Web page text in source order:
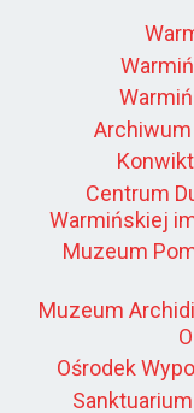
Centrum
Warmińskiej
Muzeum
Muzeum
Ośrodek